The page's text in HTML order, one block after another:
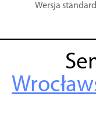
Wersja